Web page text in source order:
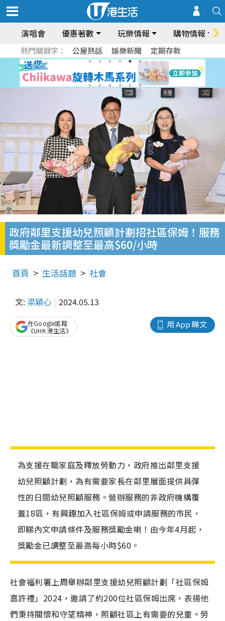
演唱會 優惠著數 玩樂情報 購物情報
熱門關鍵字： 公屋熱話 娛樂新聞 定期存款
政府鄰里支援幼兒照顧計劃招社區保姆！服務
獎勵金最新調整至最高$60/小時
首頁 生活話題 社會
文: 梁穎心 2024.05.13
用 App 睇文
在Google追蹤
《UHK 港生活》
為支援在職家庭及釋放勞動力，政府推出鄰里支援
幼兒照顧計劃，為有需要家長在鄰里層面提供具彈
性的日間幼兒照顧服務。營辦服務的非政府機構覆
蓋18區，有興趣加入社區保姆或申請服務的市民，
即睇內文申請條件及服務獎勵金喇！由今年4月起，
獎勵金已調整至最高每小時$60。
​社會福利署上周舉辦鄰里支援幼兒照顧計劃「社區保姆
嘉許禮」2024，邀請了約200位社區保姆出席，表揚他
們秉持關懷和守望精神，照顧社區上有需要的兒童。勞